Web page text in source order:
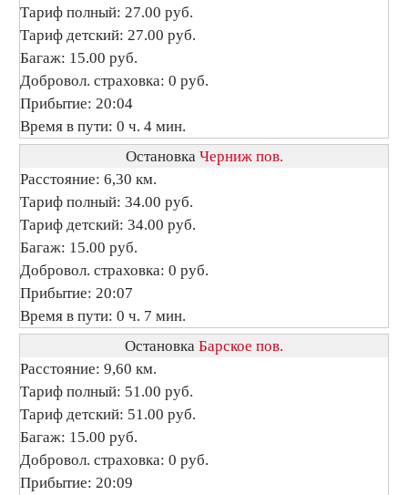
Тариф полный: 27.00 руб.
Тариф детский: 27.00 руб.
Багаж: 15.00 руб.
Добровол. страховка: 0 руб.
Прибытие: 20:04
Время в пути: 0 ч. 4 мин.
Остановка Черниж пов.
Расстояние: 6,30 км.
Тариф полный: 34.00 руб.
Тариф детский: 34.00 руб.
Багаж: 15.00 руб.
Добровол. страховка: 0 руб.
Прибытие: 20:07
Время в пути: 0 ч. 7 мин.
Остановка Барское пов.
Расстояние: 9,60 км.
Тариф полный: 51.00 руб.
Тариф детский: 51.00 руб.
Багаж: 15.00 руб.
Добровол. страховка: 0 руб.
Прибытие: 20:09